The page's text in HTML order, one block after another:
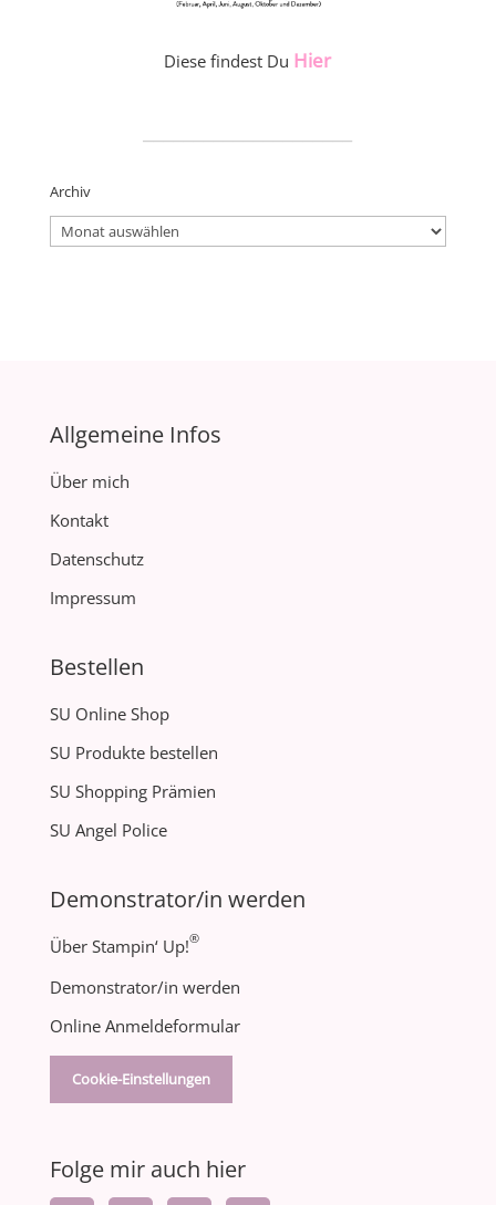
Diese findest Du Hier
Archiv
Archiv
Allgemeine Infos
Über mich
Kontakt
Datenschutz
Impressum
Bestellen
SU Online Shop
SU Produkte bestellen
SU Shopping Prämien
SU Angel Police
Demonstrator/in werden
Über Stampin‘ Up!®
Demonstrator/in werden
Online Anmeldeformular
Cookie-Einstellungen
Folge mir auch hier